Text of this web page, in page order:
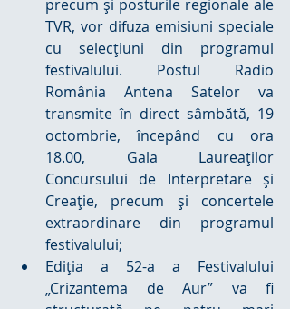
precum şi posturile regionale ale
TVR, vor difuza emisiuni speciale
cu selecţiuni din programul
festivalului. Postul Radio
România Antena Satelor va
transmite în direct sâmbătă, 19
octombrie, începând cu ora
18.00, Gala Laureaţilor
Concursului de Interpretare şi
Creaţie, precum şi concertele
extraordinare din programul
festivalului;
Ediţia a 52-a a Festivalului
„Crizantema de Aur” va fi